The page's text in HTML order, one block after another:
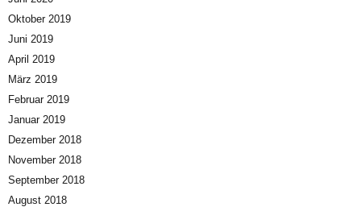
Oktober 2019
Juni 2019
April 2019
März 2019
Februar 2019
Januar 2019
Dezember 2018
November 2018
September 2018
August 2018